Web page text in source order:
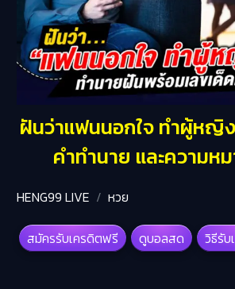
ฝันว่าแฟนนอกใจ ทําผู้หญิ
คำทำนาย และความห
HENG99 LIVE หวย
สมัครรับเครดิตฟรี ดูบอลสด วิธีรั